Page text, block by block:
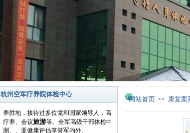
杭州空军疗养院体检中心
杭州空军疗养院体检中心，现在更名为空军特勤疗养中心疗养二区，
境优美，空气清新，绿树红瓦交相掩映，四季鸟语花香，是全军著
房、别墅及大小会议室，而且有健身房、游泳池、网球场、室内篮
康复设备、科学的管理手段、优质的规范化服务，，提供专业健康体
养院体检中心 将以一流的服务热忱欢迎各界朋友前来疗养、就诊、体检
杭州空军疗养院体检中心
是全军最早成立的疗养院之一,至今已有
队高级干部疗养康复基地，曾连续三年被评为“全军白求恩杯优质服务先
内环境优美，空气清新，林木茂密，点缀着数十栋各种风格的别墅洋
养胜地，接待过多位党和国家领导人，高级将领以及社会名人。改革
疗养、会议旅游等。全军高级干部体检中心医疗技术力量雄厚，拥有
测、、亚健康评估享誉军内外。
网站首页 >> 康复案